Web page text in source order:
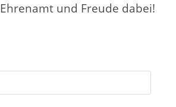
und Freude dabei!